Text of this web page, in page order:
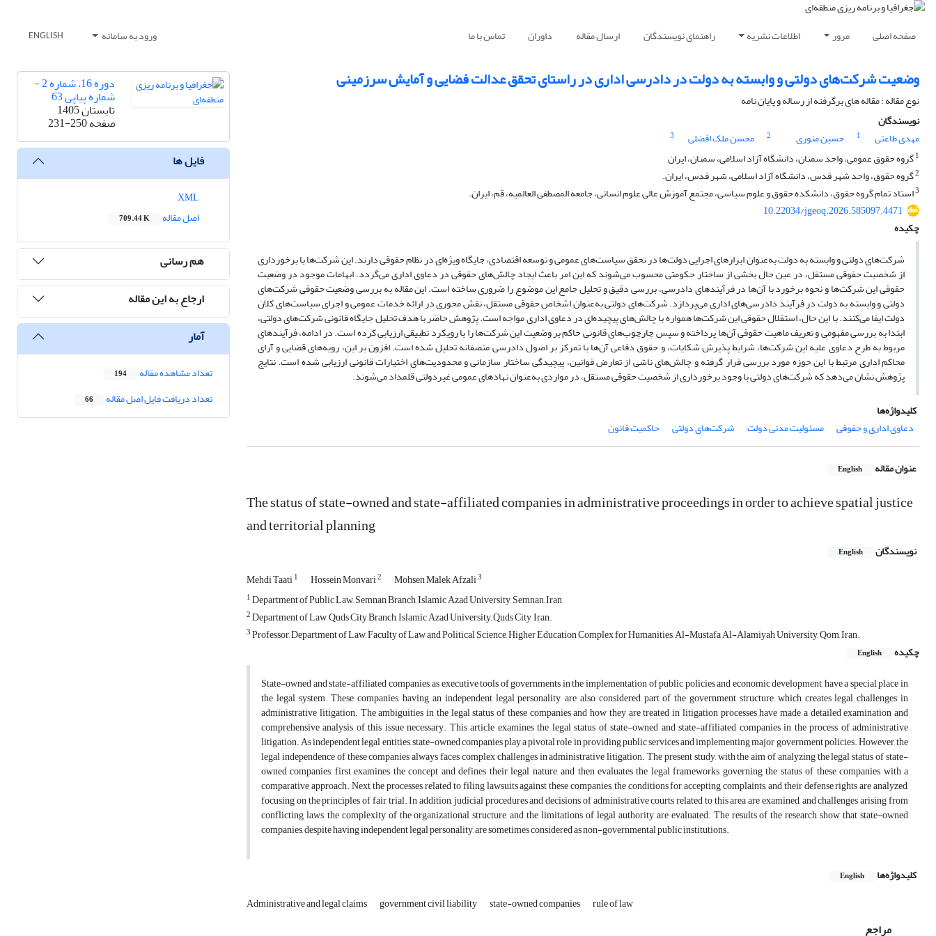
صفحه اصلی مرور اطلاعات نشریه راهنمای نویسندگان ارسال مقاله داوران تماس با ما ورود به سامانه ENGLISH
وضعیت شرکت‌های دولتی و وابسته به دولت در دادرسی اداری در راستای تحقق عدالت فضایی و آمایش سرزمینی
نوع مقاله : مقاله های برگرفته از رساله و پایان نامه
نویسندگان
مهدی طاعتی
1 حسین منوری 2 محسن ملک افضلی
3
1گروه حقوق عمومی، واحد سمنان، دانشگاه آزاد اسلامی،‌ سمنان، ایران
2گروه حقوق، واحد شهر قدس، دانشگاه آزاد اسلامی، شهر قدس، ایران.
3استاد تمام گروه حقوق، دانشکده حقوق و علوم سیاسی، مجتمع آموزش عالی علوم انسانی، جامعه المصطفی العالمیه، قم، ایران.
10.22034/jgeoq.2026.585097.4471
چکیده
شرکت‌های دولتی و وابسته به دولت به‌عنوان ابزارهای اجرایی دولت‌ها در تحقق سیاست‌های عمومی و توسعه اقتصادی، جایگاه ویژه‌ای در نظام حقوقی دارند. این شرکت‌ها با برخورداری
از شخصیت حقوقی مستقل، در عین حال بخشی از ساختار حکومتی محسوب می‌شوند که این امر باعث ایجاد چالش‌های حقوقی در دعاوی اداری می‌گردد. ابهامات موجود در وضعیت
حقوقی این شرکت‌ها و نحوه برخورد با آن‌ها در فرآیندهای دادرسی، بررسی دقیق و تحلیل جامع این موضوع را ضروری ساخته است. این مقاله به بررسی وضعیت حقوقی شرکت‌های
دولتی و وابسته به دولت در فرآیند دادرسی‌های اداری می‌پردازد. شرکت‌های دولتی به‌عنوان اشخاص حقوقی مستقل، نقش محوری در ارائه خدمات عمومی و اجرای سیاست‌های کلان
دولت ایفا می‌کنند. با این حال، استقلال حقوقی این شرکت‌ها همواره با چالش‌های پیچیده‌ای در دعاوی اداری مواجه است. پژوهش حاضر با هدف تحلیل جایگاه قانونی شرکت‌های دولتی،
ابتدا به بررسی مفهومی و تعریف ماهیت حقوقی آن‌ها پرداخته و سپس چارچوب‌های قانونی حاکم بر وضعیت این شرکت‌ها را با رویکرد تطبیقی ارزیابی کرده است. در ادامه، فرآیندهای
مربوط به طرح دعاوی علیه این شرکت‌ها، شرایط پذیرش شکایات، و حقوق دفاعی آن‌ها با تمرکز بر اصول دادرسی منصفانه تحلیل شده است. افزون بر این، رویه‌های قضایی و آرای
محاکم اداری مرتبط با این حوزه مورد بررسی قرار گرفته و چالش‌های ناشی از تعارض قوانین، پیچیدگی ساختار سازمانی و محدودیت‌های اختیارات قانونی ارزیابی شده است. نتایج
پژوهش نشان می‌دهد که شرکت‌های دولتی با وجود برخورداری از شخصیت حقوقی مستقل، در مواردی به‌عنوان نهادهای عمومی غیردولتی قلمداد می‌شوند.
کلیدواژه‌ها
دعاوی اداری و حقوقی
مسئولیت مدنی دولت شرکت‌های دولتی حاکمیت قانون
عنوان مقاله English
The status of state-owned and state-affiliated companies in administrative proceedings in order to achieve spatial justice
and territorial planning
نویسندگان English
Mehdi Taati1 Hossein Monvari2 Mohsen Malek Afzali3
1Department of Public Law, Semnan Branch, Islamic Azad University, Semnan, Iran
2Department of Law, Quds City Branch, Islamic Azad University, Quds City, Iran.
3Professor, Department of Law, Faculty of Law and Political Science, Higher Education Complex for Humanities, Al-Mustafa Al-Alamiyah University, Qom, Iran.
چکیده
English
State-owned and state-affiliated companies, as executive tools of governments in the implementation of public policies and economic development, have a special place in
the legal system. These companies, having an independent legal personality, are also considered part of the government structure, which creates legal challenges in
administrative litigation. The ambiguities in the legal status of these companies and how they are treated in litigation processes have made a detailed examination and
comprehensive analysis of this issue necessary. This article examines the legal status of state-owned and state-affiliated companies in the process of administrative
litigation. As independent legal entities, state-owned companies play a pivotal role in providing public services and implementing major government policies. However, the
legal independence of these companies always faces complex challenges in administrative litigation. The present study, with the aim of analyzing the legal status of state-
owned companies, first examines the concept and defines their legal nature, and then evaluates the legal frameworks governing the status of these companies with a
comparative approach. Next, the processes related to filing lawsuits against these companies, the conditions for accepting complaints, and their defense rights are analyzed,
focusing on the principles of fair trial. In addition, judicial procedures and decisions of administrative courts related to this area are examined, and challenges arising from
conflicting laws, the complexity of the organizational structure, and the limitations of legal authority are evaluated. The results of the research show that state-owned
companies, despite having independent legal personality, are sometimes considered as non-governmental public institutions.
کلیدواژه‌ها English
Administrative and legal claims government civil liability state-owned companies rule of law
مراجع
دوره 16، شماره 2 -
شماره پیاپی 63
تابستان 1405
صفحه231-250
فایل ها
اصل مقاله
709.44 K
هم رسانی
ارجاع به این مقاله
آمار
تعداد مشاهده مقاله 194
تعداد دریافت فایل اصل مقاله 66